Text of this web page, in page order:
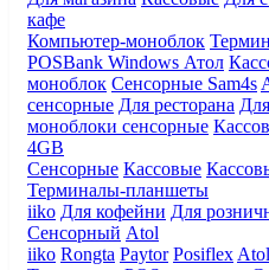
кафе
Компьютер-моноблок
POSBank Windows Атол
моноблок Сенсорные Sam4s
сенсорные Для ресторана
моноблоки сенсорные
4GB
Сенсорные Кассовые
Терминалы-планшеты
iiko Для кофейни Для
Сенсорный Atol
iiko Rongta Paytor Posiflex Atol